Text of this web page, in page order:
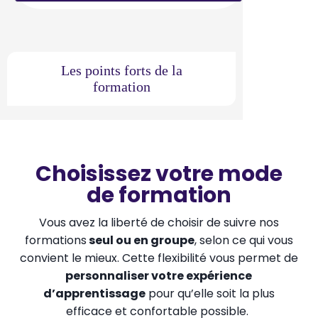
Les points forts de la
formation
Choisissez votre mode
de formation
Vous avez la liberté de choisir de suivre nos
formationsseul ou en groupe, selon ce qui vous
convient le mieux. Cette flexibilité vous permet de
personnaliser votre expérience
d’apprentissagepour qu’elle soit la plus
efficace et confortable possible.